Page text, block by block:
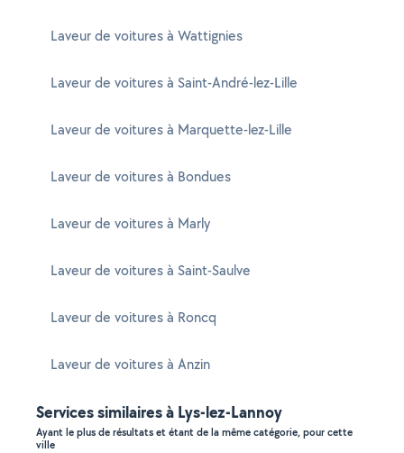
Laveur de voitures à Wattignies
Laveur de voitures à Saint-André-lez-Lille
Laveur de voitures à Marquette-lez-Lille
Laveur de voitures à Bondues
Laveur de voitures à Marly
Laveur de voitures à Saint-Saulve
Laveur de voitures à Roncq
Laveur de voitures à Anzin
Services similaires à Lys-lez-Lannoy
Ayant le plus de résultats et étant de la même catégorie, pour cette
ville